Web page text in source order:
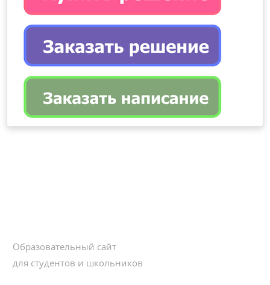
Образовательный сайт
для студентов и школьников